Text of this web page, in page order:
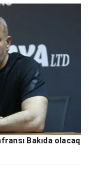
Bakıda olacaq